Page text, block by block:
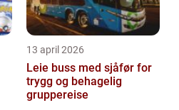
13 april 2026
Leie buss med sjåfør for
trygg og behagelig
gruppereise